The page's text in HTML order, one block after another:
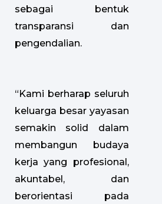
sebagai bentuk
transparansi dan
pengendalian.
“Kami berharap seluruh
keluarga besar yayasan
semakin solid dalam
membangun budaya
kerja yang profesional,
akuntabel, dan
berorientasi pada